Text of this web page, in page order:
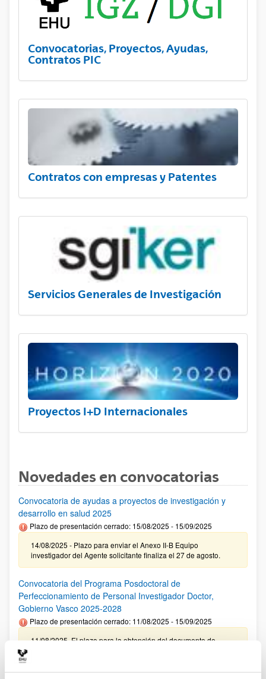
Convocatorias, Proyectos, Ayudas,
Contratos PIC
Contratos con empresas y Patentes
Servicios Generales de Investigación
Proyectos I+D Internacionales
Novedades en convocatorias
Convocatoria de ayudas a proyectos de investigación y
desarrollo en salud 2025
Plazo de presentación cerrado: 15/08/2025 - 15/09/2025
14/08/2025 - Plazo para enviar el Anexo II-B Equipo
investigador del Agente solicitante finaliza el 27 de agosto.
Convocatoria del Programa Posdoctoral de
Perfeccionamiento de Personal Investigador Doctor,
Gobierno Vasco 2025-2028
Plazo de presentación cerrado: 11/08/2025 - 15/09/2025
11/08/2025. El plazo para la obtención del documento de